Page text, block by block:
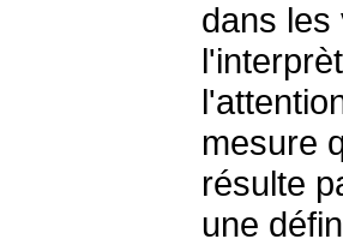
dans les
mesure
résulte
une